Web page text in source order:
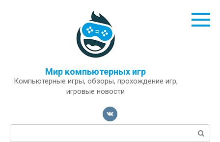
Мир компьютерных игр
Компьютерные игры, обзоры, прохождение игр,
игровые новости
Поиск: